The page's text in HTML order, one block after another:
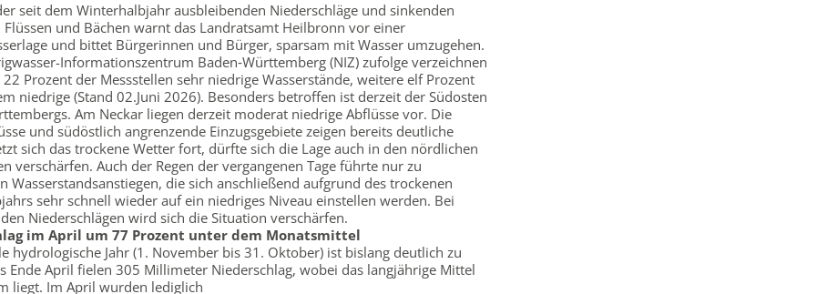
seit dem Winterhalbjahr ausbleibenden Niederschläge und sinkenden
Flüssen und Bächen warnt das Landratsamt Heilbronn vor einer
und bittet Bürgerinnen und Bürger, sparsam mit Wasser umzugehen.
Informationszentrum Baden‑Württemberg (NIZ) zufolge verzeichnen
Prozent der Messstellen sehr niedrige Wasserstände, weitere elf Prozent
niedrige (Stand 02.Juni 2026). Besonders betroffen ist derzeit der Südosten
Am Neckar liegen derzeit moderat niedrige Abflüsse vor. Die
und südöstlich angrenzende Einzugsgebiete zeigen bereits deutliche
sich das trockene Wetter fort, dürfte sich die Lage auch in den nördlichen
verschärfen. Auch der Regen der vergangenen Tage führte nur zu
Wasserstandsanstiegen, die sich anschließend aufgrund des trockenen
sehr schnell wieder auf ein niedriges Niveau einstellen werden. Bei
Niederschlägen wird sich die Situation verschärfen.
im April um 77 Prozent unter dem Monatsmittel
hydrologische Jahr (1. November bis 31. Oktober) ist bislang deutlich zu
Ende April fielen 305 Millimeter Niederschlag, wobei das langjährige Mittel
liegt. Im April wurden lediglich